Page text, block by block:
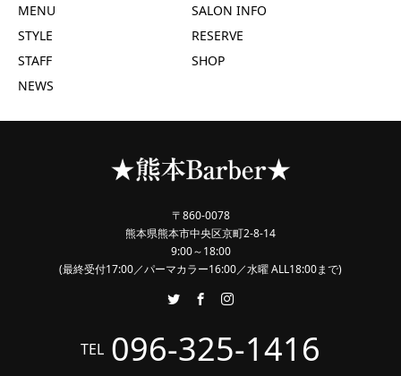
MENU
STYLE
STAFF
NEWS
SALON INFO
RESERVE
SHOP
〒860-0078
熊本県熊本市中央区京町2-8-14
9:00～18:00
(最終受付17:00／パーマカラー16:00／水曜 ALL18:00まで)
TEL 096-325-1416